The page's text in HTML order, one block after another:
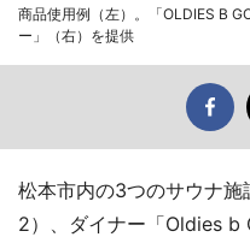
商品使用例（左）。「OLDIES B
ー」（右）を提供
松本市内の3つのサウナ
2）、ダイナー「Oldies b